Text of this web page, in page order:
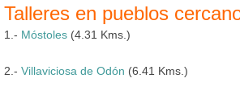
Talleres en pueblos
1.- Móstoles (4.31 Kms.)
2.- Villaviciosa de Odón (6.41 Kms.)